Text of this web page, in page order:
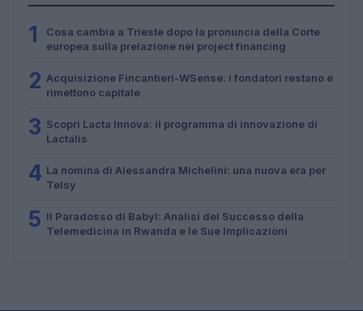
1
Cosa cambia a Trieste dopo la pronuncia della Corte
europea sulla prelazione nei project financing
2 Acquisizione Fincantieri-WSense: i fondatori restano e
rimettono capitale
3 Scopri Lacta Innova: il programma di innovazione di
Lactalis
4 La nomina di Alessandra Michelini: una nuova era per
Telsy
5 Il Paradosso di Babyl: Analisi del Successo della
Telemedicina in Rwanda e le Sue Implicazioni